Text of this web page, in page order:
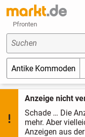
Pfronten
Anzeige nicht
Schade … Die
mehr. Aber
Anzeigen aus
Suchen
Antike Kommoden